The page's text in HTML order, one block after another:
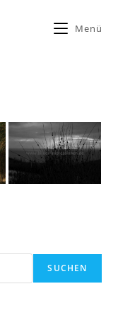
Menü
SUCHEN